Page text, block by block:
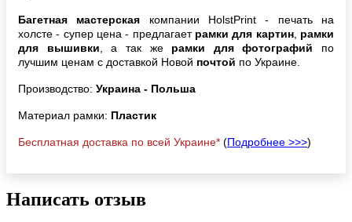
Багетная мастерская компании HolstPrint - печать на
холсте - супер цена - предлагает рамки для картин, рамки
для вышивки , а так же рамки для фотографий по
лучшим ценам с доставкой Новой почтой по Украине.
Производство: Украина - Польша
Материал рамки: Пластик
Бесплатная доставка по всей Украине* (Подробнее >>>)
Написать отзыв